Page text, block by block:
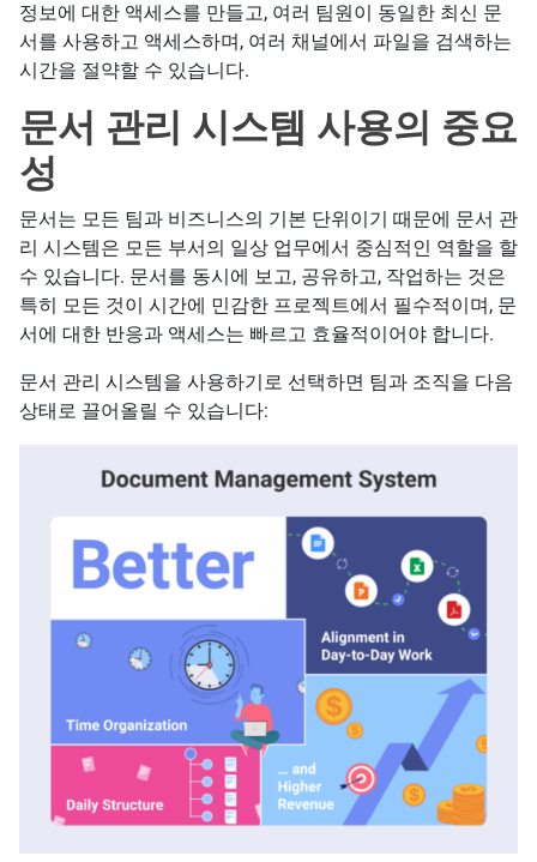
정보에 대한 액세스를 만들고, 여러 팀원이 동일한 최신 문
서를 사용하고 액세스하며, 여러 채널에서 파일을 검색하는
시간을 절약할 수 있습니다.
문서 관리 시스템 사용의 중요
성
문서는 모든 팀과 비즈니스의 기본 단위이기 때문에 문서 관
리 시스템은 모든 부서의 일상 업무에서 중심적인 역할을 할
수 있습니다. 문서를 동시에 보고, 공유하고, 작업하는 것은
특히 모든 것이 시간에 민감한 프로젝트에서 필수적이며, 문
서에 대한 반응과 액세스는 빠르고 효율적이어야 합니다.
문서 관리 시스템을 사용하기로 선택하면 팀과 조직을 다음
상태로 끌어올릴 수 있습니다: